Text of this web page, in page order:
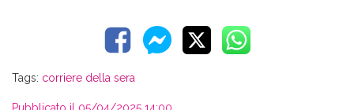
Tags: corriere della sera